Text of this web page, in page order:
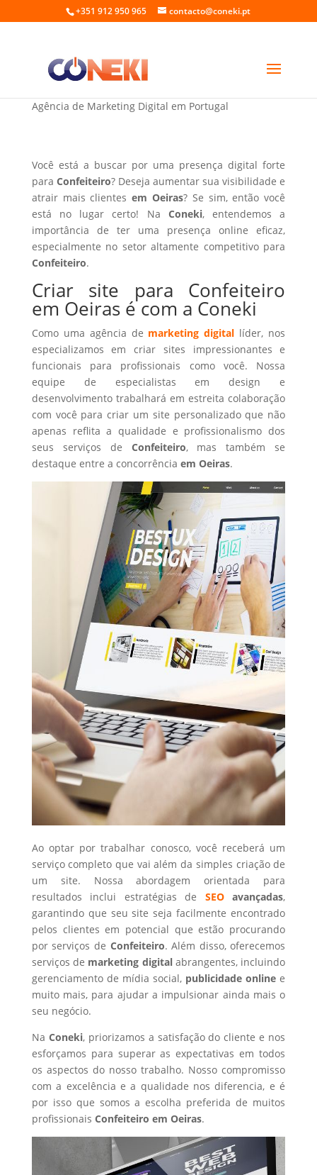
+351 912 950 965 contacto@coneki.pt
Criar site para Confeiteiro em Oeiras
Agência de Marketing Digital em Portugal
Você está a buscar por uma presença digital forte
para Confeiteiro? Deseja aumentar sua visibilidade e
atrair mais clientesem Oeiras? Se sim, então você
está no lugar certo! Na Coneki, entendemos a
importância de ter uma presença online eficaz,
especialmente no setor altamente competitivo para
Confeiteiro.
Criar site para Confeiteiro
em Oeiras é com a Coneki
Como uma agência de marketing digital líder, nos
especializamos em criar sites impressionantes e
funcionais para profissionais como você. Nossa
equipe de especialistas em design e
desenvolvimento trabalhará em estreita colaboração
com você para criar um site personalizado que não
apenas reflita a qualidade e profissionalismo dos
seus serviços de Confeiteiro, mas também se
destaque entre a concorrência em Oeiras.
Ao optar por trabalhar conosco, você receberá um
serviço completo que vai além da simples criação de
um site. Nossa abordagem orientada para
resultados inclui estratégias de SEOavançadas,
garantindo que seu site seja facilmente encontrado
pelos clientes em potencial que estão procurando
por serviços de Confeiteiro. Além disso, oferecemos
serviços de marketing digital abrangentes, incluindo
gerenciamento de mídia social, publicidade online e
muito mais, para ajudar a impulsionar ainda mais o
seu negócio.
Na Coneki, priorizamos a satisfação do cliente e nos
esforçamos para superar as expectativas em todos
os aspectos do nosso trabalho. Nosso compromisso
com a excelência e a qualidade nos diferencia, e é
por isso que somos a escolha preferida de muitos
profissionais Confeiteiro em Oeiras.